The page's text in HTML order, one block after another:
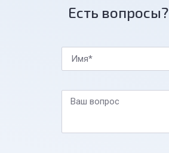
Есть
Имя*
Ваш вопрос